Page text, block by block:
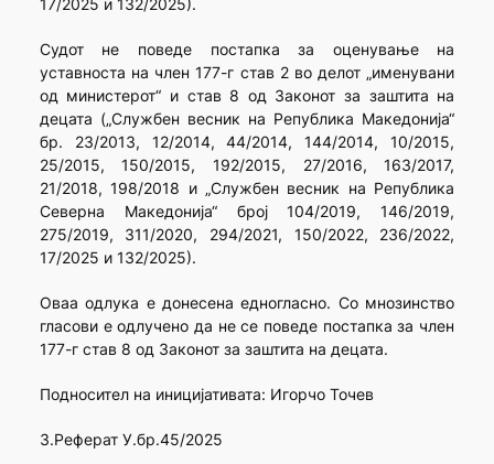
17/2025 и 132/2025).
Судот не поведе постапка за оценување на
уставноста на член 177-г став 2 во делот „именувани
од министерот“ и став 8 од Законот за заштита на
децата („Службен весник на Република Македонија“
бр. 23/2013, 12/2014, 44/2014, 144/2014, 10/2015,
25/2015, 150/2015, 192/2015, 27/2016, 163/2017,
21/2018, 198/2018 и „Службен весник на Република
Северна Македонија“ број 104/2019, 146/2019,
275/2019, 311/2020, 294/2021, 150/2022, 236/2022,
17/2025 и 132/2025).
Оваа одлука е донесена едногласно. Со мнозинство
гласови е одлучено да не се поведе постапка за член
177-г став 8 од Законот за заштита на децата.
Подносител на иницијативата: Игорчо Точев
3.Реферат У.бр.45/2025